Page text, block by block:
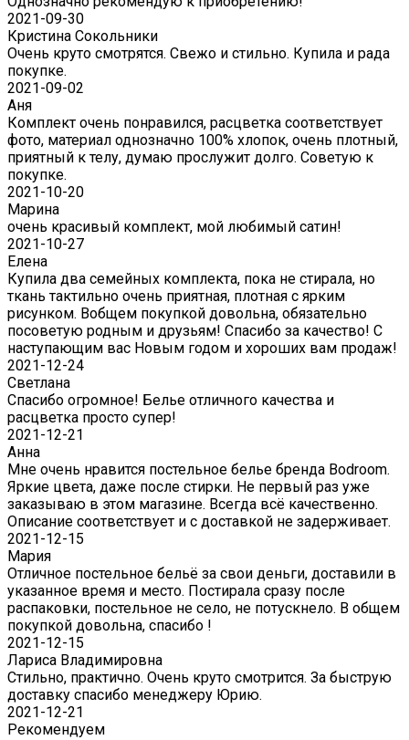
2021-09-30
Кристина Сокольники
Очень круто смотрятся. Свежо и стильно. Купила и рада
покупке.
2021-09-02
Аня
Комплект очень понравился, расцветка соответствует
фото, материал однозначно 100% хлопок, очень плотный,
приятный к телу, думаю прослужит долго. Советую к
покупке.
2021-10-20
Марина
очень красивый комплект, мой любимый сатин!
2021-10-27
Елена
Купила два семейных комплекта, пока не стирала, но
ткань тактильно очень приятная, плотная с ярким
рисунком. Вобщем покупкой довольна, обязательно
посоветую родным и друзьям! Спасибо за качество! С
наступающим вас Новым годом и хороших вам продаж!
2021-12-24
Светлана
Спасибо огромное! Белье отличного качества и
расцветка просто супер!
2021-12-21
Анна
Мне очень нравится постельное белье бренда Bodroom.
Яркие цвета, даже после стирки. Не первый раз уже
заказываю в этом магазине. Всегда всё качественно.
Описание соответствует и с доставкой не задерживает.
2021-12-15
Мария
Отличное постельное бельё за свои деньги, доставили в
указанное время и место. Постирала сразу после
распаковки, постельное не село, не потускнело. В общем
покупкой довольна, спасибо !
2021-12-15
Лариса Владимировна
Стильно, практично. Очень круто смотрится. За быструю
доставку спасибо менеджеру Юрию.
2021-12-21
Рекомендуем